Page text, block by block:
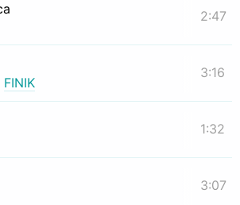
2:47
FINIK
3:16
1:32
3:07